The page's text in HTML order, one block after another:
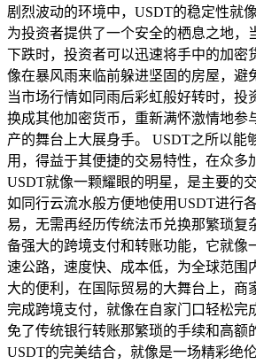
剧烈波动的环境中，USDT的稳定性就
为投资者提供了一个安全的栖息之地，
下跌时，投资者可以迅速将手中的加密
像在暴风雨来临前躲进坚固的房屋，避
当市场行情如同雨后彩虹般好转时，投
换成其他加密货币，重新满怀激情地参
产的舞台上大展身手。 USDT之所以能
用，得益于其便捷的交易特性，在众多
USDT就像一颗耀眼的明星，是主要的
如同行云流水般方便地使用USDT进行
易，无需再经历传统法币兑换那繁琐复
备强大的跨境支付和转账功能，它就像
速公路，速度快、成本低，为全球范围
大的便利，在国际贸易的大舞台上，商
完成跨境支付，就像在自家门口轻松完
免了传统银行转账那繁琐的手续和高额
USDT的完美结合，就像是一场精彩绝